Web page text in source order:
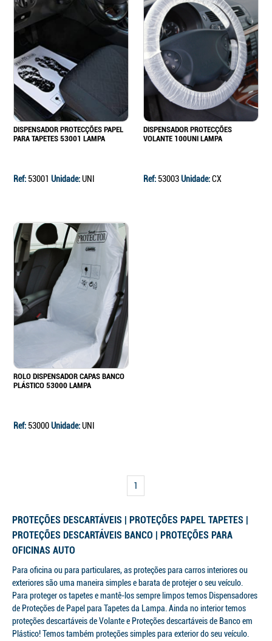
DISPENSADOR PROTECÇÕES PAPEL
PARA TAPETES 53001 LAMPA
Ref: 53001 Unidade:UNI
DISPENSADOR PROTECÇÕES
VOLANTE 100UNI LAMPA
Ref: 53003Unidade:CX
ROLO DISPENSADOR CAPAS BANCO
PLÁSTICO 53000 LAMPA
Ref: 53000Unidade:UNI
1
PROTEÇÕES DESCARTÁVEIS | PROTEÇÕES PAPEL TAPETES |
PROTEÇÕES DESCARTÁVEIS BANCO | PROTEÇÕES PARA
OFICINAS AUTO
Para oficina ou para particulares, as proteções para carros interiores ou
exteriores são uma maneira simples e barata de protejer o seu veículo.
Para proteger os tapetes e mantê-los sempre limpos temos Dispensadores
de Proteções de Papel para Tapetes da Lampa. Ainda no interior temos
proteções descartáveis de Volante e Proteções descartáveis de Banco em
Plástico! Temos também proteções simples para exterior do seu veículo.
Continuar a comprar
Ir para o carrinho